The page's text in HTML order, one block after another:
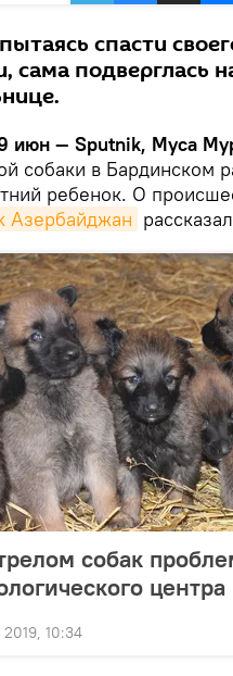
спасти
сама подверглась
июн — Sputnik, Муса
собаки в Бардинском
ребенок. О
Азербайджан
собак
центра
2019, 10:34